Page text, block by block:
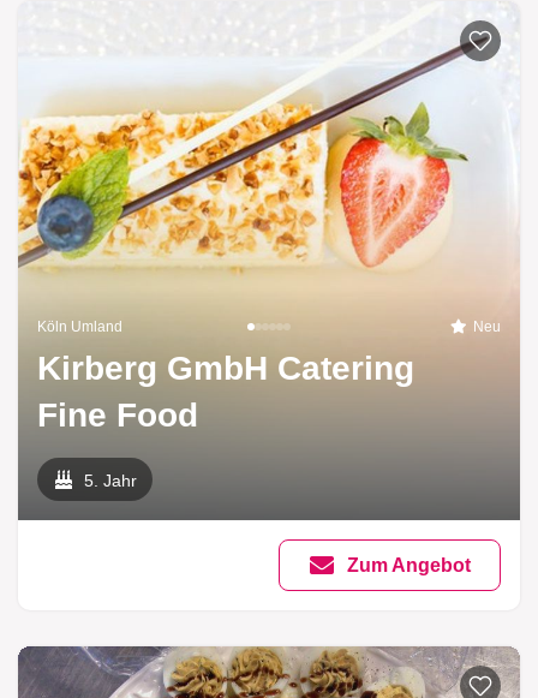
Köln Umland Neu
Kirberg GmbH Catering
Fine Food
5. Jahr
Zum Angebot